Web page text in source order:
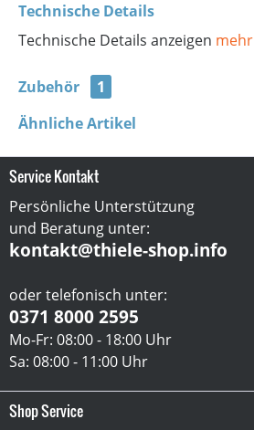
Technische Details
Technische Details anzeigen mehr
Zubehör
1
Ähnliche Artikel
Service Kontakt
Persönliche Unterstützung
und Beratung unter:
kontakt@thiele-shop.info
oder telefonisch unter:
0371 8000 2595
Mo-Fr: 08:00 - 18:00 Uhr
Sa: 08:00 - 11:00 Uhr
Shop Service